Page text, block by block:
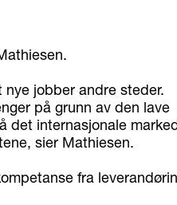
jobber andre steder.
på grunn av den lave
det internasjonale
sier Mathiesen.
fra